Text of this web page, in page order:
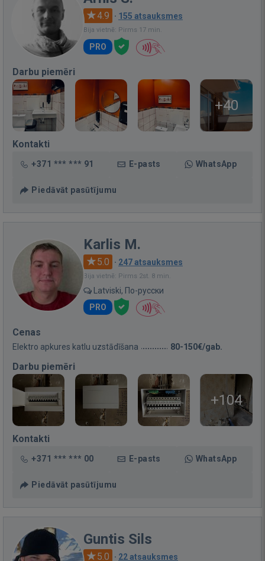
4.9 · 155 atsauksmes
Bija vietnē: Pirms 17 min.
PRO
Darbu piemēri
+40
Kontakti
+371 *** *** 91 E-pasts WhatsApp
Piedāvāt pasūtījumu
Karlis M.
5.0 · 247 atsauksmes
Bija vietnē: Pirms 2st. 8 min.
Latviski, По-русски
PRO
Cenas
Elektro apkures katlu uzstādīšana 80-150€/gab.
Darbu piemēri
+104
Kontakti
+371 *** *** 00 E-pasts WhatsApp
Piedāvāt pasūtījumu
Guntis Sils
5.0 · 22 atsauksmes